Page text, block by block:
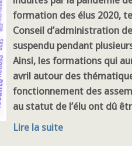
formation des élus 2020,
Conseil d’administration
suspendu pendant
Ainsi, les formations qui
avril autour des
fonctionnement des
au statut de l’élu ont dû
Lire la suite